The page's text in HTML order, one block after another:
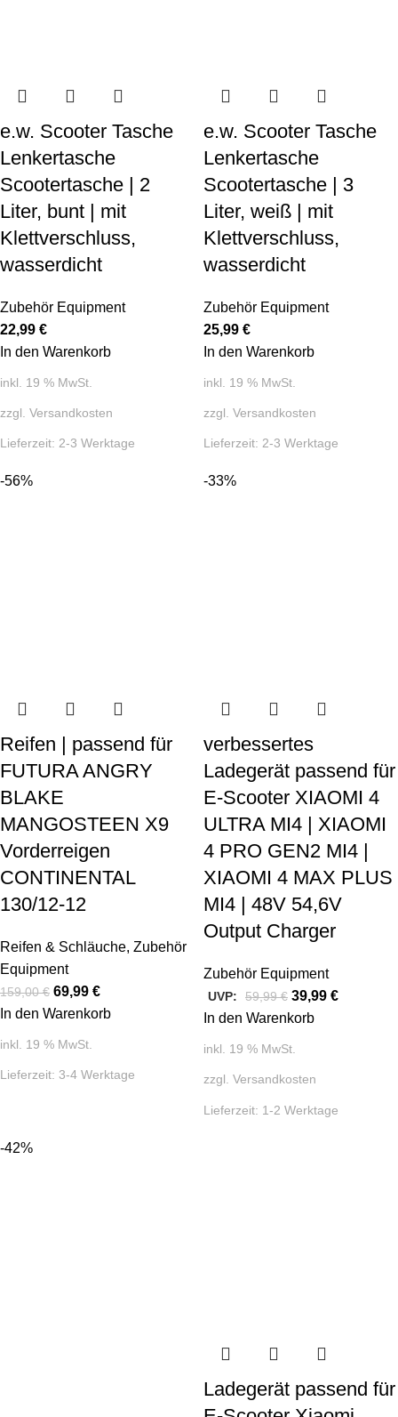
e.w. Scooter Tasche
Lenkertasche
Scootertasche | 2
Liter, bunt | mit
Klettverschluss,
wasserdicht
Zubehör Equipment
22,99 €
In den Warenkorb
inkl. 19 % MwSt.
zzgl. Versandkosten
Lieferzeit: 2-3 Werktage
e.w. Scooter Tasche
Lenkertasche
Scootertasche | 3
Liter, weiß | mit
Klettverschluss,
wasserdicht
Zubehör Equipment
25,99 €
In den Warenkorb
inkl. 19 % MwSt.
zzgl. Versandkosten
Lieferzeit: 2-3 Werktage
-56%
Reifen | passend für
FUTURA ANGRY
BLAKE
MANGOSTEEN X9
Vorderreigen
CONTINENTAL
130/12-12
Reifen & Schläuche, Zubehör
Equipment
159,00€ 69,99 €
In den Warenkorb
inkl. 19 % MwSt.
Lieferzeit: 3-4 Werktage
-33%
verbessertes
Ladegerät passend für
E-Scooter XIAOMI 4
ULTRA MI4 | XIAOMI
4 PRO GEN2 MI4 |
XIAOMI 4 MAX PLUS
MI4 | 48V 54,6V
Output Charger
Zubehör Equipment
UVP: 59,99€ 39,99 €
In den Warenkorb
inkl. 19 % MwSt.
zzgl. Versandkosten
Lieferzeit: 1-2 Werktage
-42%
Ladegerät passend für